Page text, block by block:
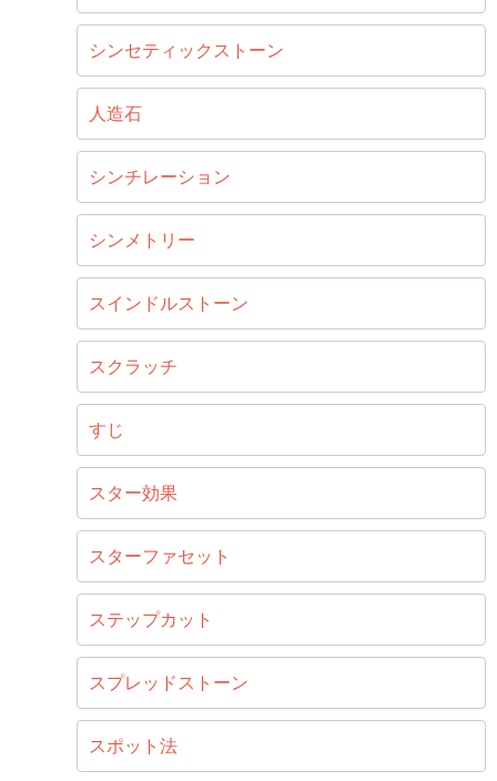
シンセティックストーン
人造石
シンチレーション
シンメトリー
スインドルストーン
スクラッチ
すじ
スター効果
スターファセット
ステップカット
スプレッドストーン
スポット法